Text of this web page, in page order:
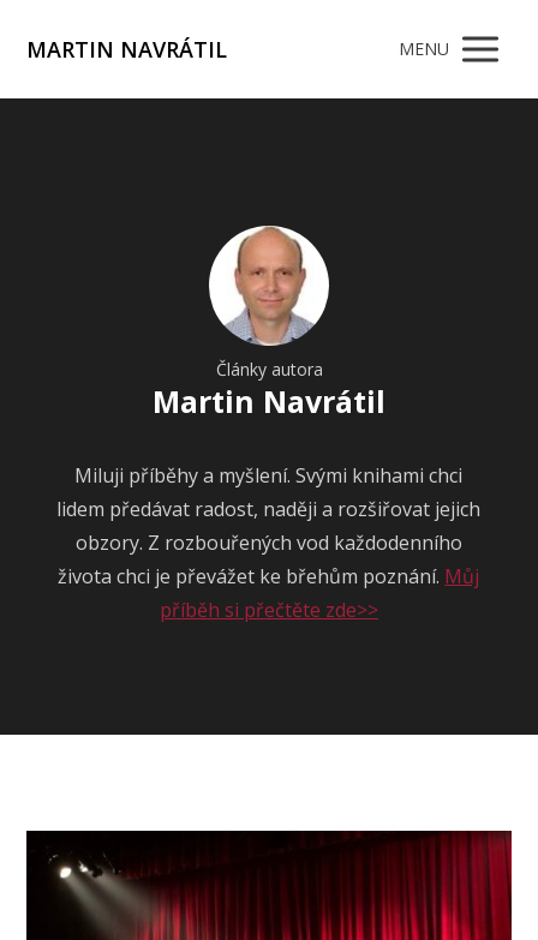
MARTIN NAVRÁTIL MENU
Články autora
Martin Navrátil
Miluji příběhy a myšlení. Svými knihami chci
lidem předávat radost, naději a rozšiřovat jejich
obzory. Z rozbouřených vod každodenního
života chci je převážet ke břehům poznání. Můj
příběh si přečtěte zde>>